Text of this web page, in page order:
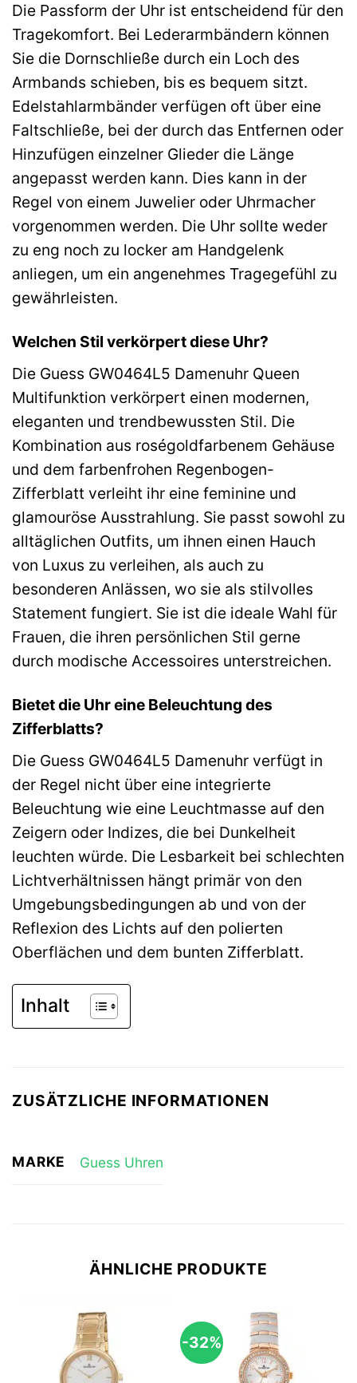
Die Passform der Uhr ist entscheidend für den
Tragekomfort. Bei Lederarmbändern können
Sie die Dornschließe durch ein Loch des
Armbands schieben, bis es bequem sitzt.
Edelstahlarmbänder verfügen oft über eine
Faltschließe, bei der durch das Entfernen oder
Hinzufügen einzelner Glieder die Länge
angepasst werden kann. Dies kann in der
Regel von einem Juwelier oder Uhrmacher
vorgenommen werden. Die Uhr sollte weder
zu eng noch zu locker am Handgelenk
anliegen, um ein angenehmes Tragegefühl zu
gewährleisten.
Welchen Stil verkörpert diese Uhr?
Die Guess GW0464L5 Damenuhr Queen
Multifunktion verkörpert einen modernen,
eleganten und trendbewussten Stil. Die
Kombination aus roségoldfarbenem Gehäuse
und dem farbenfrohen Regenbogen-
Zifferblatt verleiht ihr eine feminine und
glamouröse Ausstrahlung. Sie passt sowohl zu
alltäglichen Outfits, um ihnen einen Hauch
von Luxus zu verleihen, als auch zu
besonderen Anlässen, wo sie als stilvolles
Statement fungiert. Sie ist die ideale Wahl für
Frauen, die ihren persönlichen Stil gerne
durch modische Accessoires unterstreichen.
Bietet die Uhr eine Beleuchtung des
Zifferblatts?
Die Guess GW0464L5 Damenuhr verfügt in
der Regel nicht über eine integrierte
Beleuchtung wie eine Leuchtmasse auf den
Zeigern oder Indizes, die bei Dunkelheit
leuchten würde. Die Lesbarkeit bei schlechten
Lichtverhältnissen hängt primär von den
Umgebungsbedingungen ab und von der
Reflexion des Lichts auf den polierten
Oberflächen und dem bunten Zifferblatt.
Inhalt
ZUSÄTZLICHE INFORMATIONEN
MARKE Guess Uhren
ÄHNLICHE PRODUKTE
-32%